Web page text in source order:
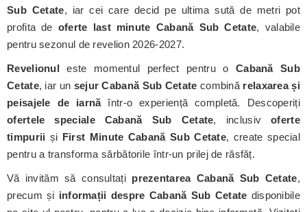
Sub Cetate, iar cei care decid pe ultima sută de metri pot
profita de oferte last minute Cabană Sub Cetate, valabile
pentru sezonul de revelion 2026-2027.
Revelionul este momentul perfect pentru o Cabană Sub
Cetate, iar un sejur Cabană Sub Cetate combină relaxarea și
peisajele de iarnăîntr-o experiență completă. Descoperiți
ofertele speciale Cabană Sub Cetate, inclusivoferte
timpurii și First Minute Cabană Sub Cetate, create special
pentru a transforma sărbătorile într-un prilej de răsfăț.
Vă invităm să consultați prezentarea Cabană Sub Cetate,
precum și informații despre Cabană Sub Cetate disponibile